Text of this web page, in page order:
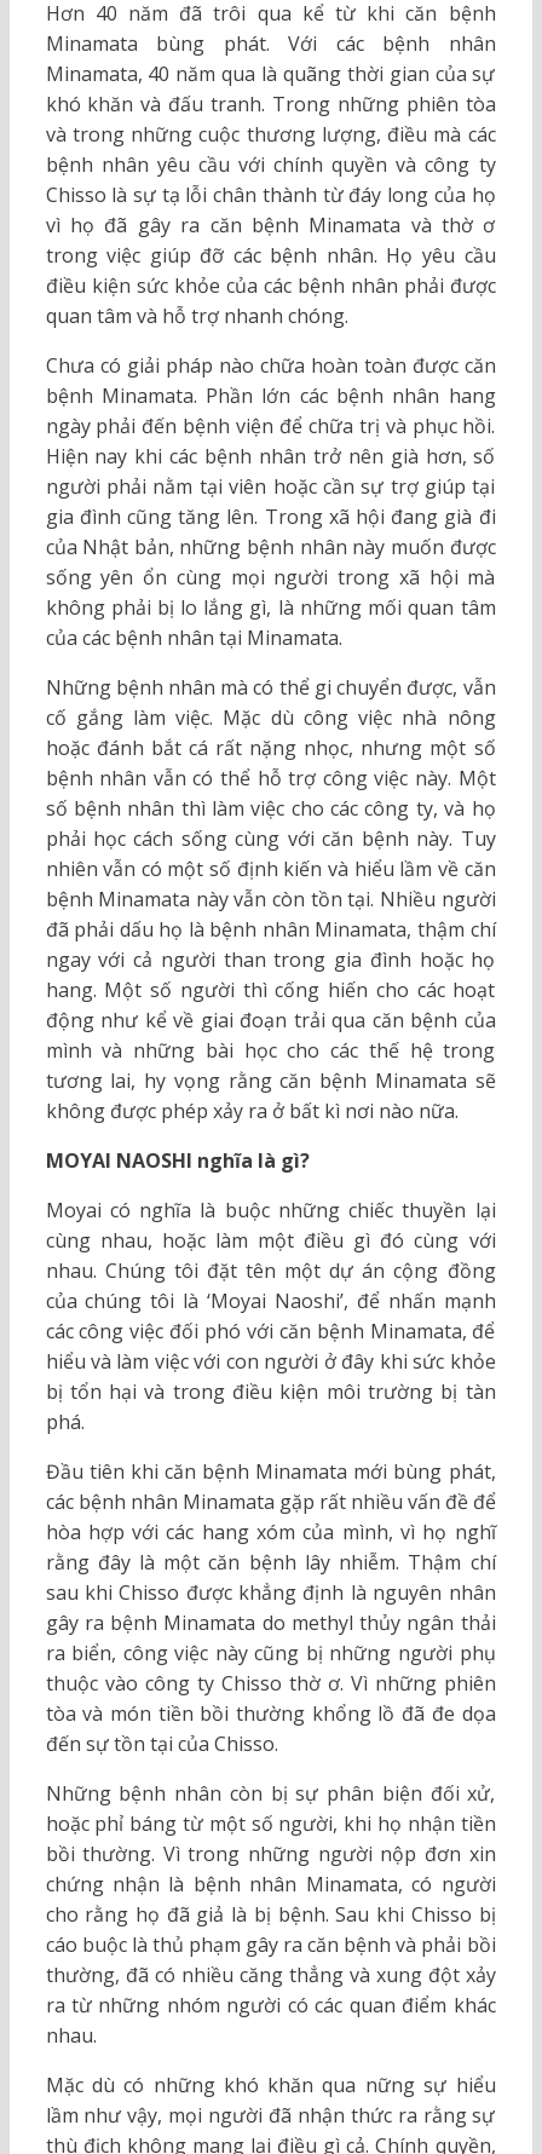
Hơn 40 năm đã trôi qua kể từ khi căn bệnh
Minamata bùng phát. Với các bệnh nhân
Minamata, 40 năm qua là quãng thời gian của sự
khó khăn và đấu tranh. Trong những phiên tòa
và trong những cuộc thương lượng, điều mà các
bệnh nhân yêu cầu với chính quyền và công ty
Chisso là sự tạ lỗi chân thành từ đáy long của họ
vì họ đã gây ra căn bệnh Minamata và thờ ơ
trong việc giúp đỡ các bệnh nhân. Họ yêu cầu
điều kiện sức khỏe của các bệnh nhân phải được
quan tâm và hỗ trợ nhanh chóng.
Chưa có giải pháp nào chữa hoàn toàn được căn
bệnh Minamata. Phần lớn các bệnh nhân hang
ngày phải đến bệnh viện để chữa trị và phục hồi.
Hiện nay khi các bệnh nhân trở nên già hơn, số
người phải nằm tại viên hoặc cần sự trợ giúp tại
gia đình cũng tăng lên. Trong xã hội đang già đi
của Nhật bản, những bệnh nhân này muốn được
sống yên ổn cùng mọi người trong xã hội mà
không phải bị lo lắng gì, là những mối quan tâm
của các bệnh nhân tại Minamata.
Những bệnh nhân mà có thể gi chuyển được, vẫn
cố gắng làm việc. Mặc dù công việc nhà nông
hoặc đánh bắt cá rất nặng nhọc, nhưng một số
bệnh nhân vẫn có thể hỗ trợ công việc này. Một
số bệnh nhân thì làm việc cho các công ty, và họ
phải học cách sống cùng với căn bệnh này. Tuy
nhiên vẫn có một số định kiến và hiểu lầm về căn
bệnh Minamata này vẫn còn tồn tại. Nhiều người
đã phải dấu họ là bệnh nhân Minamata, thậm chí
ngay với cả người than trong gia đình hoặc họ
hang. Một số người thì cống hiến cho các hoạt
động như kể về giai đoạn trải qua căn bệnh của
mình và những bài học cho các thế hệ trong
tương lai, hy vọng rằng căn bệnh Minamata sẽ
không được phép xảy ra ở bất kì nơi nào nữa.
MOYAI NAOSHI nghĩa là gì?
Moyai có nghĩa là buộc những chiếc thuyền lại
cùng nhau, hoặc làm một điều gì đó cùng với
nhau. Chúng tôi đặt tên một dự án cộng đồng
của chúng tôi là ‘Moyai Naoshi’, để nhấn mạnh
các công việc đối phó với căn bệnh Minamata, để
hiểu và làm việc với con người ở đây khi sức khỏe
bị tổn hại và trong điều kiện môi trường bị tàn
phá.
Đầu tiên khi căn bệnh Minamata mới bùng phát,
các bệnh nhân Minamata gặp rất nhiều vấn đề để
hòa hợp với các hang xóm của mình, vì họ nghĩ
rằng đây là một căn bệnh lây nhiễm. Thậm chí
sau khi Chisso được khẳng định là nguyên nhân
gây ra bệnh Minamata do methyl thủy ngân thải
ra biển, công việc này cũng bị những người phụ
thuộc vào công ty Chisso thờ ơ. Vì những phiên
tòa và món tiền bồi thường khổng lồ đã đe dọa
đến sự tồn tại của Chisso.
Những bệnh nhân còn bị sự phân biện đối xử,
hoặc phỉ báng từ một số người, khi họ nhận tiền
bồi thường. Vì trong những người nộp đơn xin
chứng nhận là bệnh nhân Minamata, có người
cho rằng họ đã giả là bị bệnh. Sau khi Chisso bị
cáo buộc là thủ phạm gây ra căn bệnh và phải bồi
thường, đã có nhiều căng thẳng và xung đột xảy
ra từ những nhóm người có các quan điểm khác
nhau.
Mặc dù có những khó khăn qua nững sự hiểu
lầm như vậy, mọi người đã nhận thức ra rằng sự
thù địch không mang lại điều gì cả. Chính quyền,